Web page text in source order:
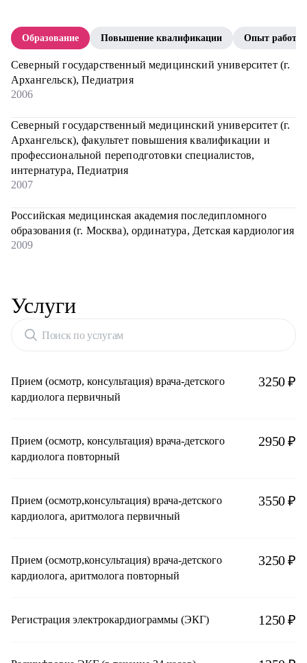
Образование Повышение квалификации Опыт работы
Северный государственный медицинский университет (г.
Архангельск), Педиатрия
2006
Северный государственный медицинский университет (г.
Архангельск), факультет повышения квалификации и
профессиональной переподготовки специалистов,
интернатура, Педиатрия
2007
Российская медицинская академия последипломного
образования (г. Москва), ординатура, Детская кардиология
2009
Услуги
Поиск по услугам
Прием (осмотр, консультация) врача-детского
кардиолога первичный
3250 ₽
Прием (осмотр, консультация) врача-детского
кардиолога повторный
2950 ₽
Прием (осмотр,консультация) врача-детского
кардиолога, аритмолога первичный
3550 ₽
Прием (осмотр,консультация) врача-детского
кардиолога, аритмолога повторный
3250 ₽
Регистрация электрокардиограммы (ЭКГ) 1250 ₽